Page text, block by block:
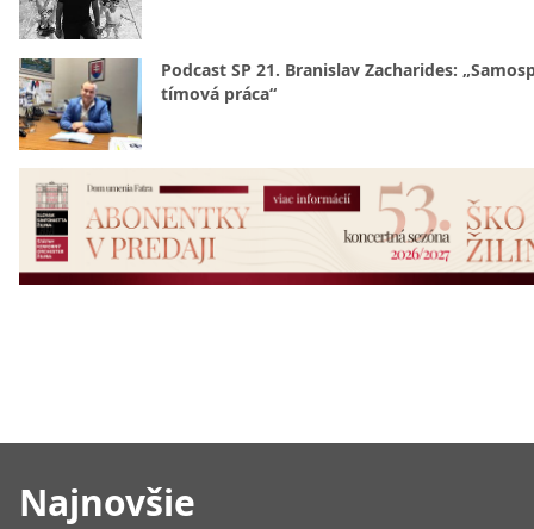
Najnovšie
Podcast SP 21. Branislav Zacharides:
tímová práca“